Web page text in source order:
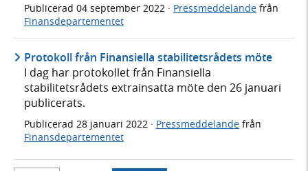
Publicerad 04 september 2022 · Pressmeddelande från
Finansdepartementet
Protokoll från Finansiella stabilitetsrådets möte
I dag har protokollet från Finansiella
stabilitetsrådets extrainsatta möte den 26 januari
publicerats.
Publicerad 28 januari 2022 · Pressmeddelande från
Finansdepartementet